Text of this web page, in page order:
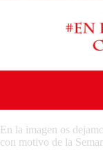
En la imagen os
con motivo de la